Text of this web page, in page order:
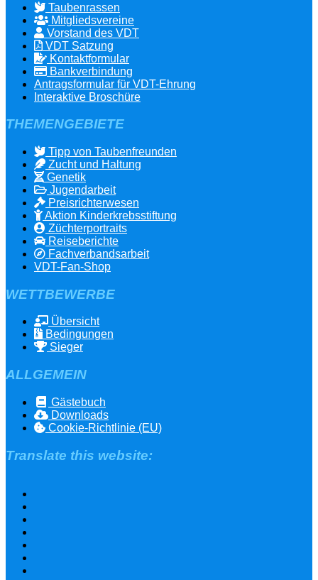
Taubenrassen
Mitgliedsvereine
Vorstand des VDT
VDT Satzung
Kontaktformular
Bankverbindung
Antragsformular für VDT-Ehrung
Interaktive Broschüre
THEMENGEBIETE
Tipp von Taubenfreunden
Zucht und Haltung
Genetik
Jugendarbeit
Preisrichterwesen
Aktion Kinderkrebsstiftung
Züchterportraits
Reiseberichte
Fachverbandsarbeit
VDT-Fan-Shop
WETTBEWERBE
Übersicht
Bedingungen
Sieger
ALLGEMEIN
Gästebuch
Downloads
Cookie-Richtlinie (EU)
Translate this website: